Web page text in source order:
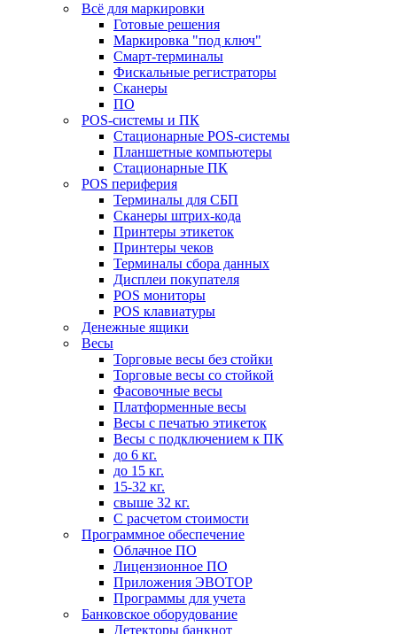
Всё для маркировки
Готовые решения
Маркировка "под ключ"
Смарт-терминалы
Фискальные регистраторы
Сканеры
ПО
POS-системы и ПК
Стационарные POS-системы
Планшетные компьютеры
Стационарные ПК
POS периферия
Терминалы для СБП
Сканеры штрих-кода
Принтеры этикеток
Принтеры чеков
Терминалы сбора данных
Дисплеи покупателя
POS мониторы
POS клавиатуры
Денежные ящики
Весы
Торговые весы без стойки
Торговые весы со стойкой
Фасовочные весы
Платформенные весы
Весы с печатью этикеток
Весы с подключением к ПК
до 6 кг.
до 15 кг.
15-32 кг.
свыше 32 кг.
С расчетом стоимости
Программное обеспечение
Облачное ПО
Лицензионное ПО
Приложения ЭВОТОР
Программы для учета
Банковское оборудование
Детекторы банкнот